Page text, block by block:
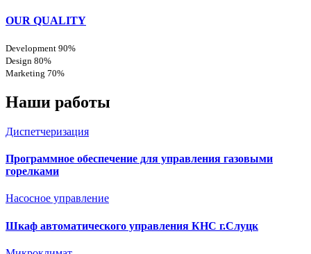
OUR QUALITY
Development 90%
Design 80%
Marketing 70%
Наши работы
Диспетчеризация
Программное обеспечение для управления газовыми
горелками
Насосное управление
Шкаф автоматического управления КНС г.Слуцк